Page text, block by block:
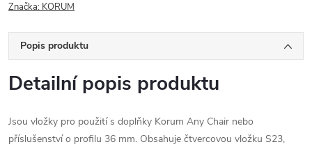
Značka: KORUM
Popis produktu
Detailní popis produktu
Jsou vložky pro použití s doplňky Korum Any Chair nebo
příslušenství o profilu 36 mm. Obsahuje čtvercovou vložku S23,